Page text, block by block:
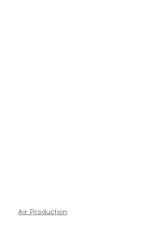
Air Production